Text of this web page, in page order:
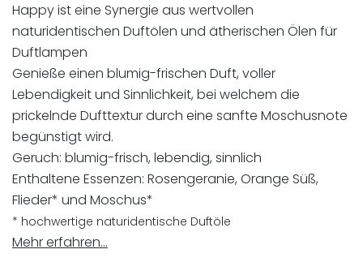
Happy ist eine Synergie aus wertvollen
naturidentischen Duftölen und ätherischen Ölen für
Duftlampen
Genieße einen blumig-frischen Duft, voller
Lebendigkeit und Sinnlichkeit, bei welchem die
prickelnde Dufttextur durch eine sanfte Moschusnote
begünstigt wird.
Geruch: blumig-frisch, lebendig, sinnlich
Enthaltene Essenzen: Rosengeranie, Orange Süß,
Flieder* und Moschus*
* hochwertige naturidentische Duftöle
Mehr erfahren…